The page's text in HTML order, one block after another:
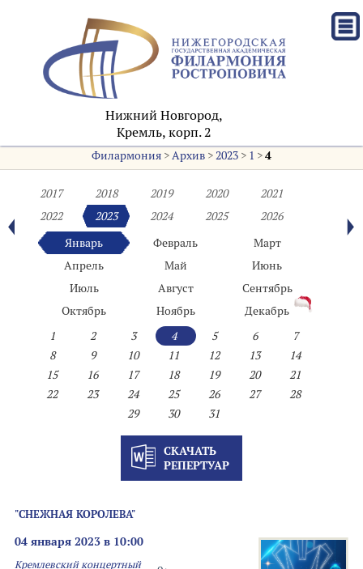
Нижний Новгород,
Кремль, корп. 2
Филармония>Архив>2023> 1 >4
2017 2018 2019 2020
2021
2022
2023 2024 2025
2026
Январь
Февраль
Март
Апрель
Май
Июнь
Июль
Август
Сентябрь
Октябрь
Ноябрь
Декабрь
1
2 3 4 5 6
7
8
9 10 11 12 13
14
15
16 17 18 19 20
21
22
23 24 25 26 27
28
29
30 31
СКАЧАТЬ
РЕПЕРТУАР
"СНЕЖНАЯ КОРОЛЕВА"
04 января 2023 в 10:00
Кремлевский концертный